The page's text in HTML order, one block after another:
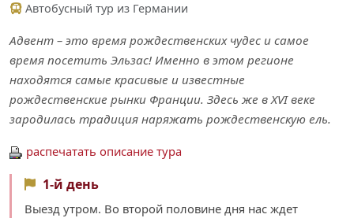
Автобусный тур из Германии
Адвент – это время рождественских чудес и самое
время посетить Эльзас! Именно в этом регионе
находятся самые красивые и известные
рождественские рынки Франции. Здесь же в XVI веке
зародилась традиция наряжать рождественскую ель.
распечатать описание тура
1-й день
Выезд утром. Во второй половине дня нас ждет